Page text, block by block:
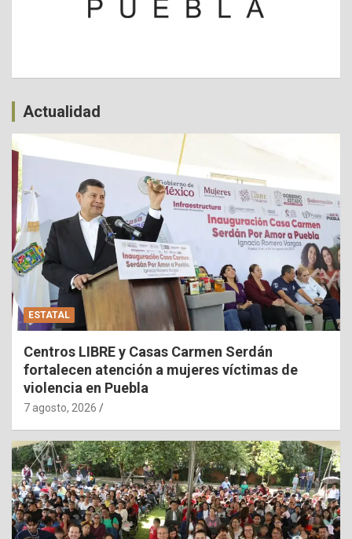
Actualidad
ESTATAL
Centros LIBRE y Casas Carmen Serdán
fortalecen atención a mujeres víctimas de
violencia en Puebla
7 agosto, 2026